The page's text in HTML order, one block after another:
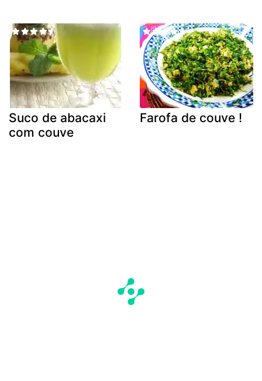
Suco de abacaxi
com couve
Farofa de couve !